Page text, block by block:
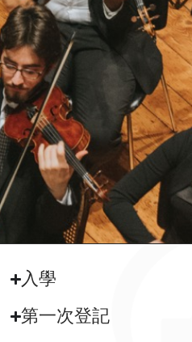
入學
第一次登記